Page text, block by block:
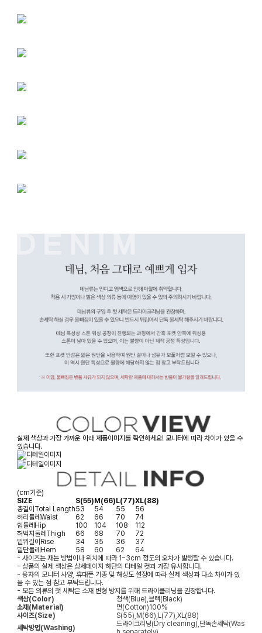
실제 색상과 가장 가까운 아래 제품이미지를 확인하세요! 모니터에 따라 차이가 있을 수
있습니다.
(cm기준)
SIZE
S(55) M(66) L(77)XL(88)
총길이 Total Length53 54 55
56
허리둘레 Waist 62 66 70
74
힙둘레 Hip 100 104 108
112
허벅지둘레 Thigh 66 68 70
72
밑위길이 Rise 34 35 36
37
밑단둘레 Hem 58 60 62
64
- 사이즈는 재는 방법이나 위치에 따라 1~3cm 정도의 오차가 발생할 수 있습니다.
- 상품의 실제 색상은 상세페이지 하단의 디테일 컷과 가장 유사합니다.
- 용자의 모니터 사양, 휴대폰 기종 및 해상도 설정에 따라 실제 색상과 다소 차이가 있
을 수 있는 점 참고 부탁드립니다.
- 모든 의류의 첫 세탁은 소재 변형 방지를 위해 드라이클리닝을 권장합니다.
색상(Color)
청색(Blue),블랙(Black)
소재(Material)
면(Cotton)100%
사이즈(Size)
S(55),M(66),L(77),XL(88)
세탁방법(Washing)
드라이크리닝(Dry cleaning),단독손세탁(Was